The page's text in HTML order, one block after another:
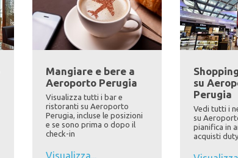
Mangiare e bere a
Aeroporto Perugia
Visualizza tutti i bar e
ristoranti su Aeroporto
Perugia, incluse le posizioni
e se sono prima o dopo il
check-in
Visualizza...
su
Perugia
Vedi tutti i
su
pianifica in
acquisti